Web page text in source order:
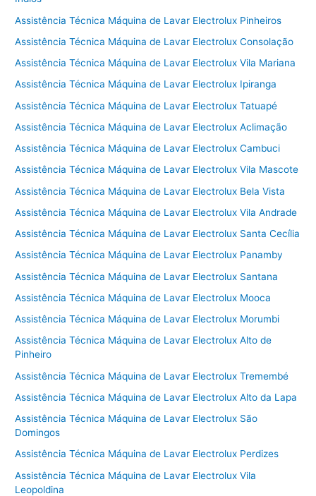
Assistência Técnica Máquina de Lavar Electrolux Pinheiros
Assistência Técnica Máquina de Lavar Electrolux Consolação
Assistência Técnica Máquina de Lavar Electrolux Vila Mariana
Assistência Técnica Máquina de Lavar Electrolux Ipiranga
Assistência Técnica Máquina de Lavar Electrolux Tatuapé
Assistência Técnica Máquina de Lavar Electrolux Aclimação
Assistência Técnica Máquina de Lavar Electrolux Cambuci
Assistência Técnica Máquina de Lavar Electrolux Vila Mascote
Assistência Técnica Máquina de Lavar Electrolux Bela Vista
Assistência Técnica Máquina de Lavar Electrolux Vila Andrade
Assistência Técnica Máquina de Lavar Electrolux Santa Cecília
Assistência Técnica Máquina de Lavar Electrolux Panamby
Assistência Técnica Máquina de Lavar Electrolux Santana
Assistência Técnica Máquina de Lavar Electrolux Mooca
Assistência Técnica Máquina de Lavar Electrolux Morumbi
Assistência Técnica Máquina de Lavar Electrolux Alto de
Pinheiro
Assistência Técnica Máquina de Lavar Electrolux Tremembé
Assistência Técnica Máquina de Lavar Electrolux Alto da Lapa
Assistência Técnica Máquina de Lavar Electrolux São
Domingos
Assistência Técnica Máquina de Lavar Electrolux Perdizes
Assistência Técnica Máquina de Lavar Electrolux Vila
Leopoldina